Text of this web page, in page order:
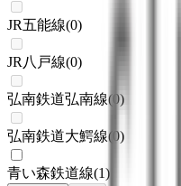
JR五能線(0)
JR八戸線(0)
弘南鉄道弘南線(0)
弘南鉄道大鰐線( 0)
青い森鉄道線(1)